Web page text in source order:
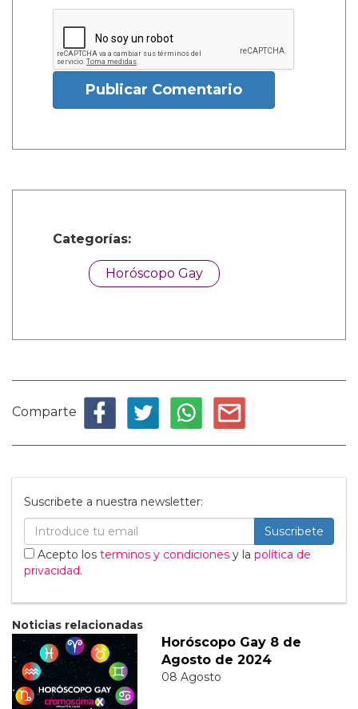
Publicar Comentario
Categorías:
Horóscopo Gay
Comparte
Suscribete a nuestra newsletter:
Suscribete
Acepto los terminos y condiciones y la política de
privacidad.
Noticias relacionadas
Horóscopo Gay 8 de
Agosto de 2024
08 Agosto